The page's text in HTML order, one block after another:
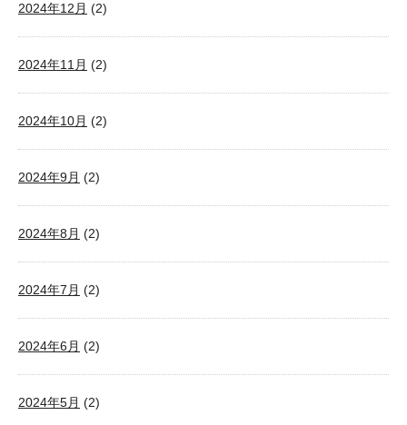
2024年12月 (2)
2024年11月 (2)
2024年10月 (2)
2024年9月 (2)
2024年8月 (2)
2024年7月 (2)
2024年6月 (2)
2024年5月 (2)